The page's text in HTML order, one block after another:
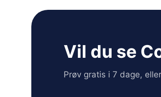
Vil du se
Prøv gratis i 7 dage,